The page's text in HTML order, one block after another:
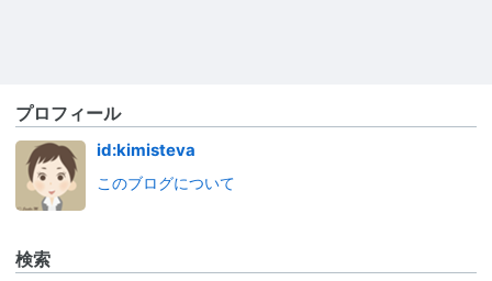
プロフィール
id:kimisteva
このブログについて
検索